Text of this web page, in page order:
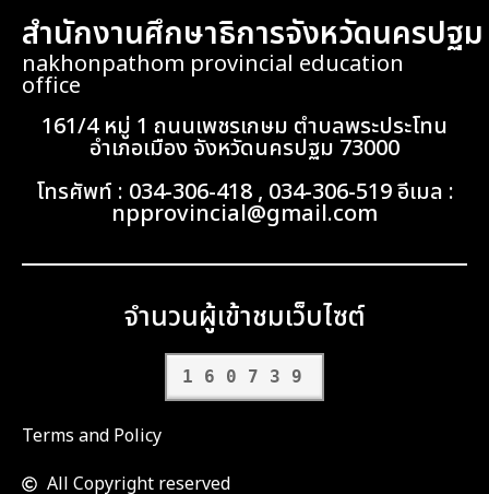
สำนักงานศึกษาธิการจังหวัดนครปฐม
nakhonpathom provincial education
office
161/4 หมู่ 1 ถนนเพชรเกษม ตำบลพระประโทน
อำเภอเมือง จังหวัดนครปฐม 73000
โทรศัพท์ : 034-306-418 , 034-306-519 อีเมล :
npprovincial@gmail.com
จำนวนผู้เข้าชมเว็บไซต์
160739
Terms and Policy
All Copyright reserved